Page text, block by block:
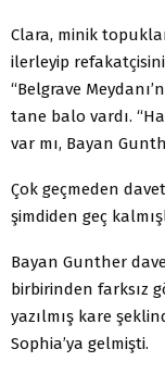
Clara, minik
ilerleyip
“Belgrave
tane balo vardı.
var mı, Bayan
Çok geçmeden
şimdiden geç
Bayan Gunther
birbirinden farksız
yazılmış kare
Sophia’ya gelmişti.